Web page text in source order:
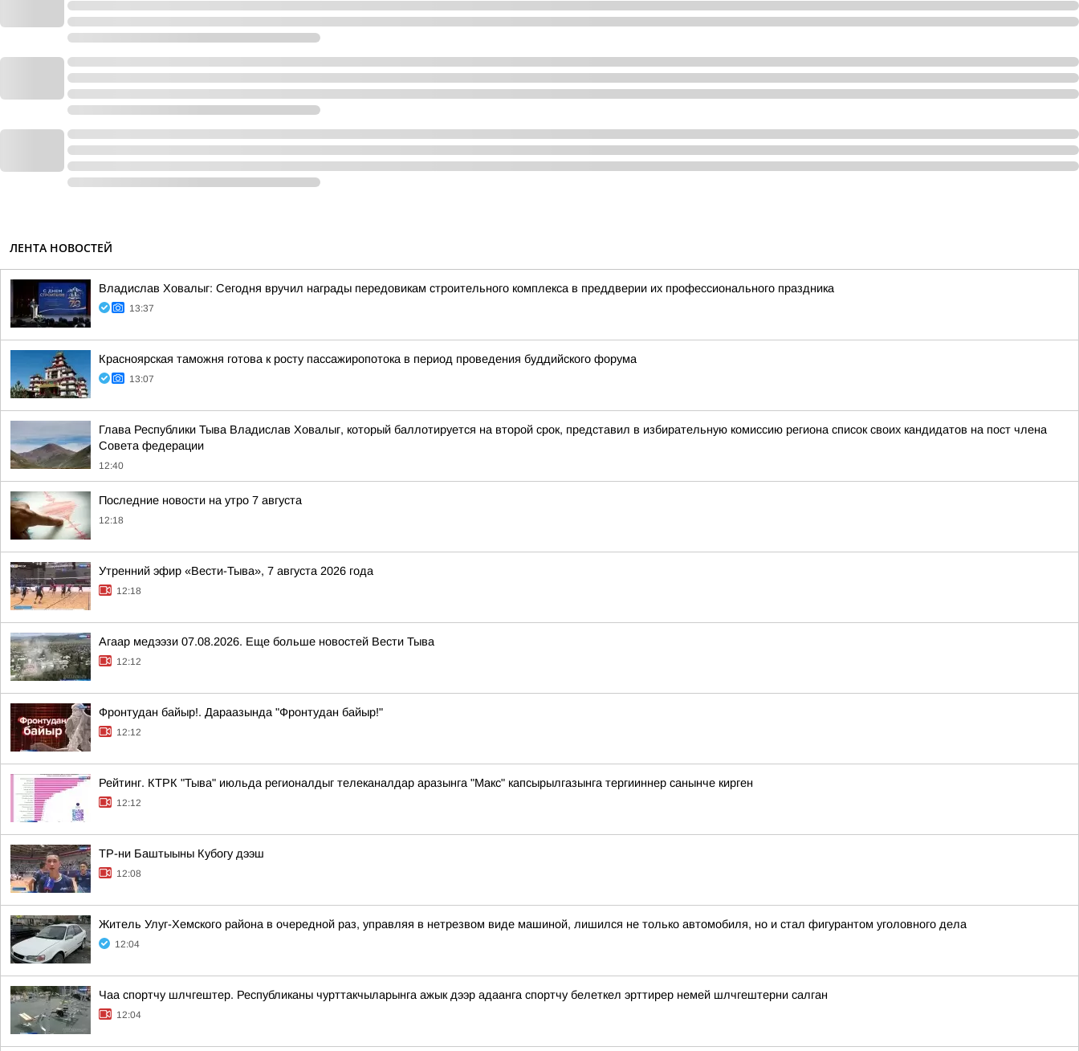
ЛЕНТА НОВОСТЕЙ
Владислав Ховалыг: Сегодня вручил награды передовикам строительного комплекса в преддверии их профессионального праздника
13:37
Красноярская таможня готова к росту пассажиропотока в период проведения буддийского форума
13:07
Глава Республики Тыва Владислав Ховалыг, который баллотируется на второй срок, представил в избирательную комиссию региона список своих кандидатов на пост члена
Совета федерации
12:40
Последние новости на утро 7 августа
12:18
Утренний эфир «Вести-Тыва», 7 августа 2026 года
12:18
Агаар медээзи 07.08.2026. Еще больше новостей Вести Тыва
12:12
Фронтудан байыр!. Дараазында "Фронтудан байыр!"
12:12
Рейтинг. КТРК "Тыва" июльда регионалдыг телеканалдар аразынга "Макс" капсырылгазынга тергииннер санынче кирген
12:12
ТР-ни Баштыыны Кубогу дээш
12:08
Житель Улуг-Хемского района в очередной раз, управляя в нетрезвом виде машиной, лишился не только автомобиля, но и стал фигурантом уголовного дела
12:04
Чаа спортчу шлчгештер. Республиканы чурттакчыларынга ажык дээр адаанга спортчу белеткел эрттирер немей шлчгештерни салган
12:04